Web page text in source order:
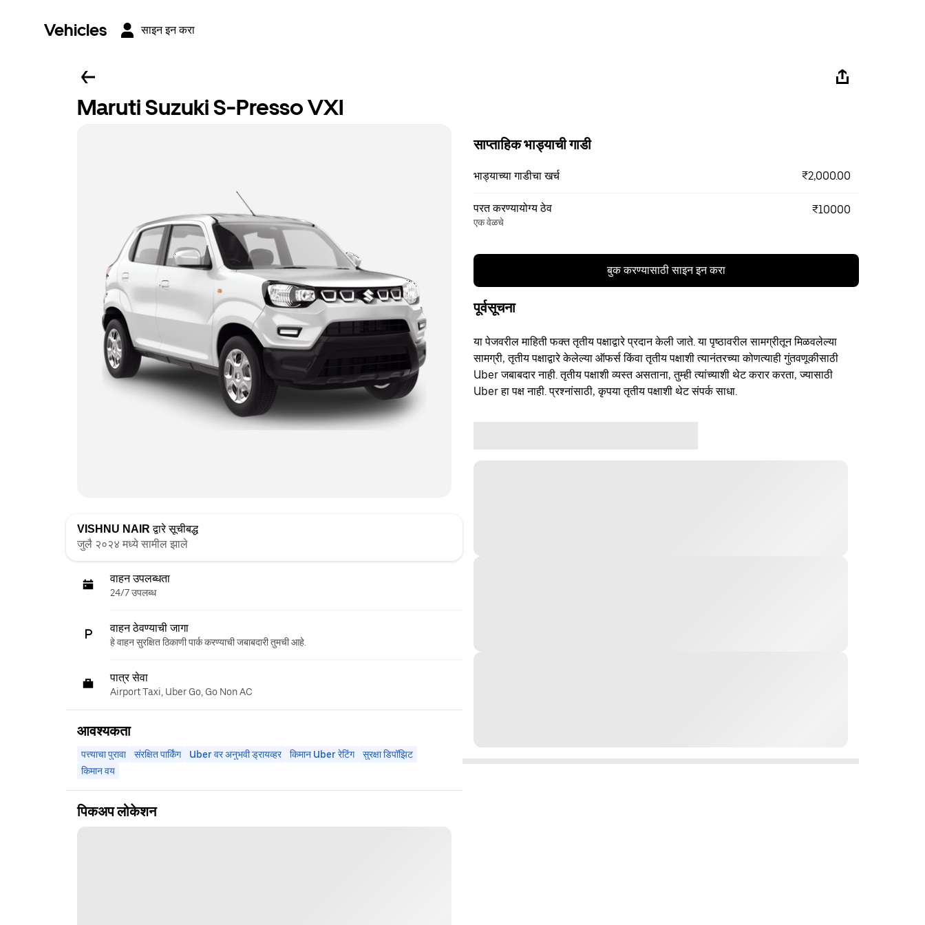
Vehicles साइन इन करा
Maruti Suzuki S-Presso VXI
VISHNU NAIR द्वारे सूचीबद्ध
जुलै २०२४ मध्ये सामील झाले
वाहन उपलब्धता
24/7 उपलब्ध
वाहन ठेवण्याची जागा
हे वाहन सुरक्षित ठिकाणी पार्क करण्याची जबाबदारी तुमची आहे.
पात्र सेवा
Airport Taxi, Uber Go, Go Non AC
आवश्यकता
पत्त्याचा पुरावा संरक्षित पार्किंग Uber वर अनुभवी ड्रायव्हर किमान Uber रेटिंग
सुरक्षा डिपॉझिट
किमान वय
पिकअप लोकेशन
साप्ताहिक भाड्याची गाडी
भाड्याच्या गाडीचा खर्च ₹2,000.00
परत करण्यायोग्य ठेव
एक वेळचे
₹10000
बुक करण्यासाठी साइन इन करा
पूर्वसूचना
या पेजवरील माहिती फक्त तृतीय पक्षाद्वारे प्रदान केली जाते. या पृष्ठावरील सामग्रीतून मिळवलेल्या
सामग्री, तृतीय पक्षाद्वारे केलेल्या ऑफर्स किंवा तृतीय पक्षाशी त्यानंतरच्या कोणत्याही गुंतवणूकीसाठी
Uber जबाबदार नाही. तृतीय पक्षाशी व्यस्त असताना, तुम्ही त्यांच्याशी थेट करार करता, ज्यासाठी
Uber हा पक्ष नाही. प्रश्नांसाठी, कृपया तृतीय पक्षाशी थेट संपर्क साधा.